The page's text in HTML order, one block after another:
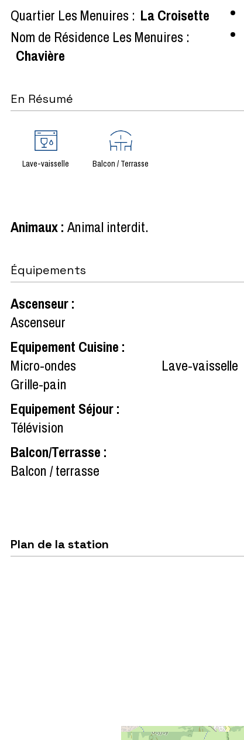
Quartier Les Menuires : La Croisette
Nom de Résidence Les Menuires :
Chavière
En Résumé
Lave-vaisselle Balcon / Terrasse
Animaux: Animal interdit
Équipements
Ascenseur:
Ascenseur
Equipement Cuisine :
Micro-ondes
Lave-vaisselle
Grille-pain
Equipement Séjour:
Télévision
Balcon/Terrasse :
Balcon / terrasse
Plan de la station